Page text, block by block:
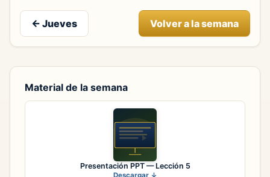
← Jueves Volver a la semana
Material de la semana
Presentación PPT — Lección 5
Descargar ↓